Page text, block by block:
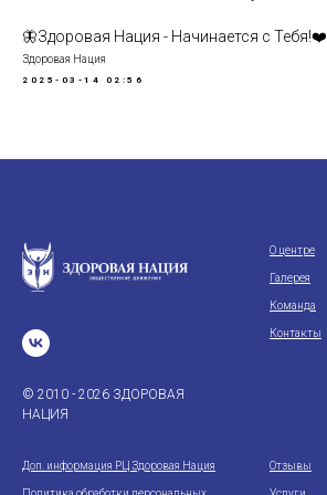
🦋Здоровая Нация - Начинается с Тебя!❤️
Здоровая Нация
2025-03-14 02:56
© 2010 - 2026 ЗДОРОВАЯ
НАЦИЯ
О центре
Галерея
Команда
Контакты
Доп. информация РЦ Здоровая Нация Отзывы